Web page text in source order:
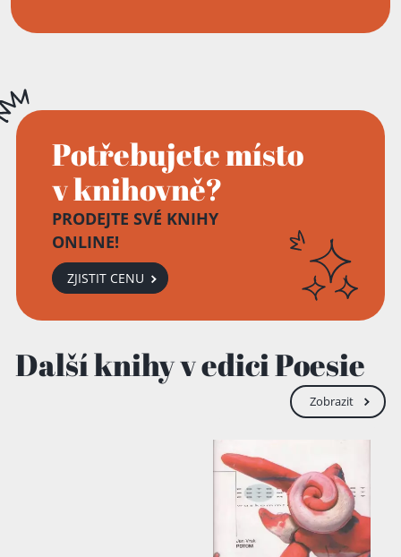
Potřebujete místo
v knihovně?
PRODEJTE SVÉ KNIHY
ONLINE!
ZJISTIT CENU
Další knihy v edici Poesie
Zobrazit
Přidáno do košíku!